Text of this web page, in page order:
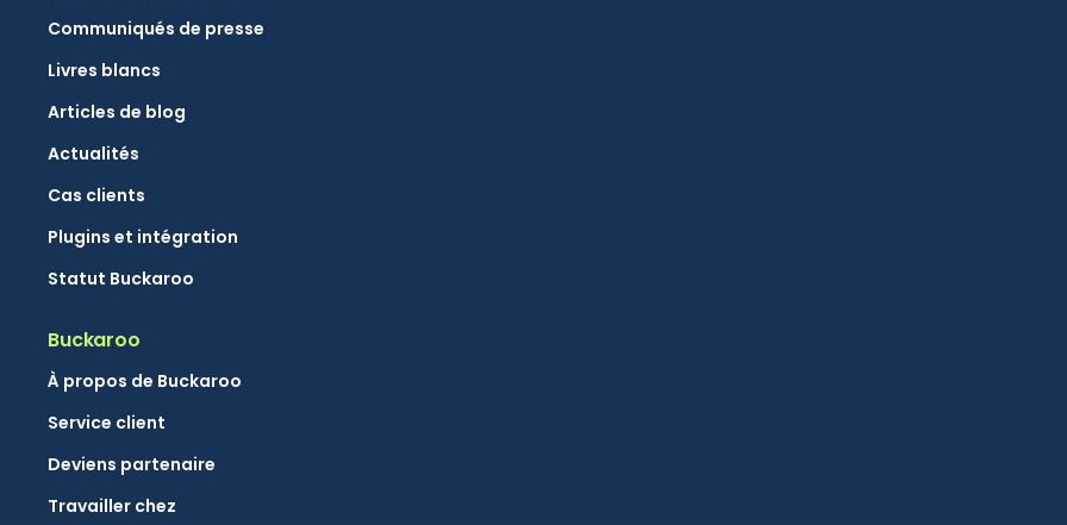
Communiqués de presse
Livres blancs
Articles de blog
Actualités
Cas clients
Plugins et intégration
Statut Buckaroo
Buckaroo
À propos de Buckaroo
Service client
Deviens partenaire
Travailler chez